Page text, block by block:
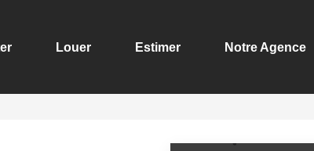
Louer Estimer Notre Agence